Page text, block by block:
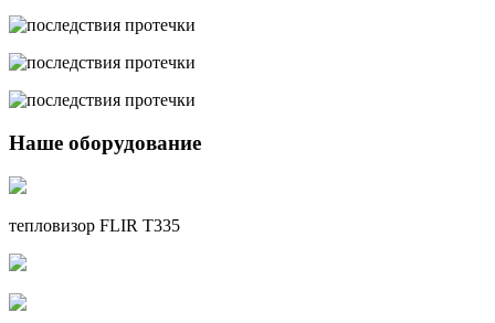
Наше оборудование
тепловизор FLIR T335